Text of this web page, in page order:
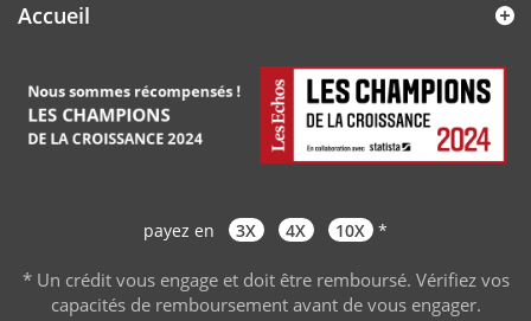
Accueil
payez en 3X 4X 10X *
* Un crédit vous engage et doit être remboursé. Vérifiez vos
capacités de remboursement avant de vous engager.